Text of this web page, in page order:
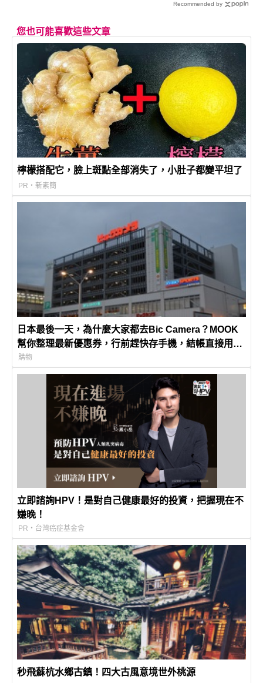
Recommended by
您也可能喜歡這些文章
檸檬搭配它，臉上斑點全部消失了，小肚子都變平坦了
PR・新素簡
日本最後一天，為什麼大家都去Bic Camera？MOOK
幫你整理最新優惠券，行前趕快存手機，結帳直接用，
最高省10%
購物
立即諮詢HPV！是對自己健康最好的投資，把握現在不
嫌晚！
PR・台灣癌症基金會
秒飛蘇杭水鄉古鎮！四大古風意境世外桃源